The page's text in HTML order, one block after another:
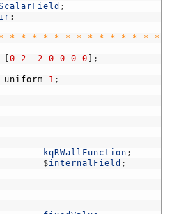
;
;
* * * * * * * * * * * * * *
0 2 -2 0 0 0 0 ;
uniform 1 ;
kqRWallFunction ;
$internalField ;